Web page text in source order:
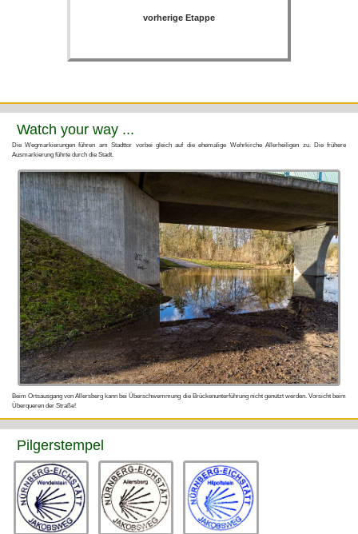
vorherige Etappe
Watch your way ...
Die Wegmarkierungen führen am Stadttor vorbei gleich auf die ehemalige Wehrkirche Allerheiligen zu. Die frühere
Ausmarkierung führte durch die Stadt.
Beim Ortsausgang von Allersberg kann bei Überschwemmung die Brückenunterführung nicht genutzt werden. Vorsicht beim
Überqueren der Straße!
Pilgerstempel